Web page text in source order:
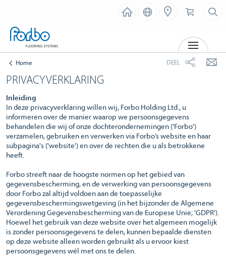
Home DEEL
PRIVACYVERKLARING
Inleiding
In deze privacyverklaring willen wij, Forbo Holding Ltd., u
informeren over de manier waarop we persoonsgegevens
behandelen die wij of onze dochterondernemingen ('Forbo')
verzamelen, gebruiken en verwerken via Forbo’s website en haar
subpagina's ('website') en over de rechten die u als betrokkene
heeft.
Forbo streeft naar de hoogste normen op het gebied van
gegevensbescherming, en de verwerking van persoonsgegevens
door Forbo zal altijd voldoen aan de toepasselijke
gegevensbeschermingswetgeving (in het bijzonder de Algemene
Verordening Gegevensbescherming van de Europese Unie; 'GDPR').
Hoewel het gebruik van deze website over het algemeen mogelijk
is zonder persoonsgegevens te delen, kunnen bepaalde diensten
op deze website alleen worden gebruikt als u ervoor kiest
persoonsgegevens wél met ons te delen.